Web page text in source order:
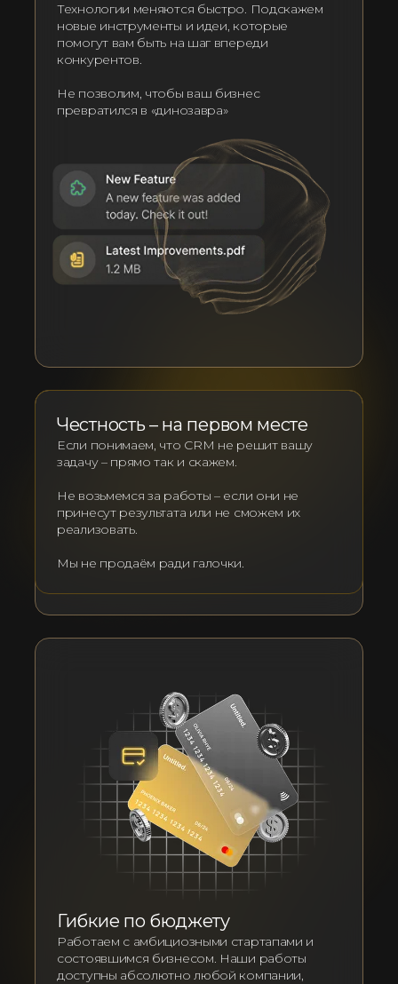
Технологии меняются быстро. Подскажем
новые инструменты и идеи, которые
помогут вам быть на шаг впереди
конкурентов.
Не позволим, чтобы ваш бизнес
превратился в «динозавра»
Гибкие по бюджету
Работаем с амбициозными стартапами и
состоявшимся бизнесом. Наши работы
доступны абсолютно любой компании,
Честность – на первом месте
Если понимаем, что CRM не решит вашу
задачу – прямо так и скажем.
Не возьмемся за работы – если они не
принесут результата или не сможем их
реализовать.
Мы не продаём ради галочки.